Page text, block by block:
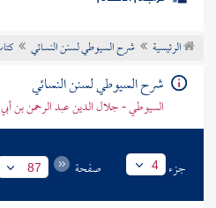
موضوعي
تراجم الأعلام
الرئيسية شرح السيوطي لسنن النسائي
شرح السيوطي لسنن النسائي
السيوطي - جلال الدين عبد الرحمن بن
جزء 4 صفحة 87